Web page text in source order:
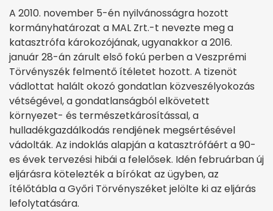
A 2010. november 5-én nyilvánosságra hozott
kormányhatározat a MAL Zrt.-t nevezte meg a
katasztrófa károkozójának, ugyanakkor a 2016.
január 28-án zárult első fokú perben a Veszprémi
Törvényszék felmentő ítéletet hozott. A tizenöt
vádlottat halált okozó gondatlan közveszélyokozás
vétségével, a gondatlanságból elkövetett
környezet- és természetkárosítással, a
hulladékgazdálkodás rendjének megsértésével
vádolták. Az indoklás alapján a katasztrófáért a 90-
es évek tervezési hibái a felelősek. Idén februárban új
eljárásra kötelezték a bírókat az ügyben, az
ítélőtábla a Győri Törvényszéket jelölte ki az eljárás
lefolytatására.